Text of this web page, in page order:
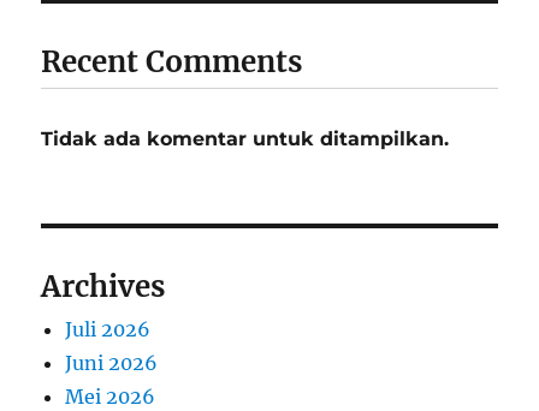
Recent Comments
Tidak ada komentar untuk ditampilkan.
Archives
Juli 2026
Juni 2026
Mei 2026